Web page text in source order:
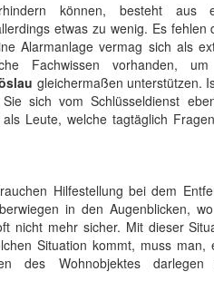
können, besteht aus
etwas zu wenig. Es fehlen
Alarmanlage vermag sich als
Fachwissen vorhanden,
gleichermaßen unterstützen.
sich vom Schlüsseldienst
Leute, welche tagtäglich
Hilfestellung bei dem
in den Augenblicken,
nicht mehr sicher. Mit dieser
Situation kommt, muss man,
des Wohnobjektes darlegen